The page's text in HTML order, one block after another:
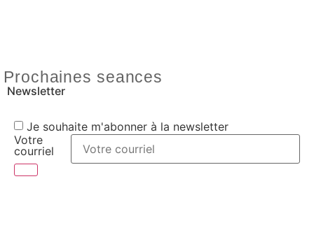
Prochaines seances
Newsletter
Je souhaite m'abonner à la newsletter
Votre
courriel